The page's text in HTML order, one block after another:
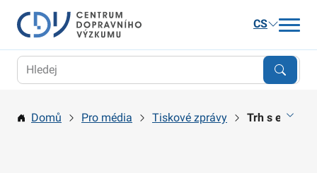
CS
Aktuality
Domů Pro média Tiskové zprávy Trh s